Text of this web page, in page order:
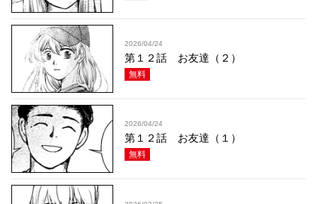
2026/04/24
第１２話 お友達（２）
無料
2026/04/24
第１２話 お友達（１）
無料